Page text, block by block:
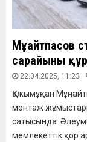
Мұңайтпасов
сарайының
22.04.2025, 11:23
Қажымұқан
монтаж
сатысында.
мемлекеттік қор